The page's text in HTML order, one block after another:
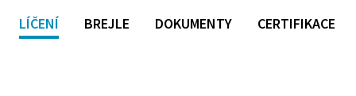
LÍČENÍ BREJLE DOKUMENTY CERTIFIKACE